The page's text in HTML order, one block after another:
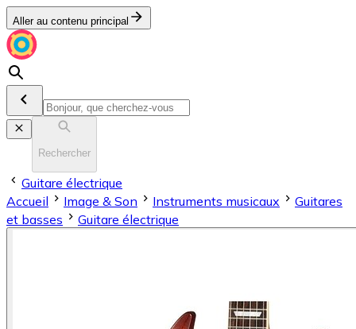
Aller au contenu principal
Rechercher
Guitare électrique
Accueil
Image & Son Instruments musicaux
Guitares
et basses
Guitare électrique